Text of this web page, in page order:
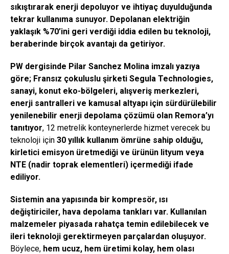
sıkıştırarak enerji depoluyor ve ihtiyaç duyulduğunda
tekrar kullanıma sunuyor. Depolanan elektriğin
yaklaşık %70’ini geri verdiği iddia edilen bu teknoloji,
beraberinde birçok avantajı da getiriyor.
PW dergisinde Pilar Sanchez Molina imzalı yazıya
göre; Fransız çokuluslu şirketi Segula Technologies,
sanayi, konut eko-bölgeleri, alışveriş merkezleri,
enerji santralleri ve kamusal altyapı için sürdürülebilir
yenilenebilir enerji depolama çözümü olan Remora’yı
tanıtıyor, 12 metrelik konteynerlerde hizmet verecek bu
teknoloji için 30 yıllık kullanım ömrüne sahip olduğu,
kirletici emisyon üretmediği ve ürünün lityum veya
NTE (nadir toprak elementleri) içermediği ifade
ediliyor.
Sistemin ana yapısında bir kompresör, ısı
değiştiriciler, hava depolama tankları var. Kullanılan
malzemeler piyasada rahatça temin edilebilecek ve
ileri teknoloji gerektirmeyen parçalardan oluşuyor.
Böylece, hem ucuz, hem üretimi kolay, hem olası